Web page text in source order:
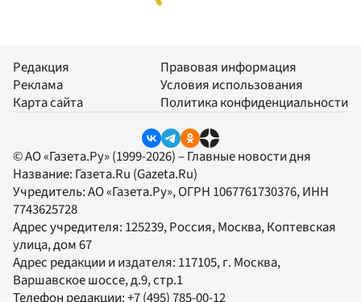
Редакция
Реклама
Карта сайта
Правовая информация
Условия использования
Политика конфиденциальности
© АО «Газета.Ру» (1999-2026) – Главные новости дня
Название: Газета.Ru (Gazeta.Ru)
Учредитель:АО «Газета.Ру», ОГРН 1067761730376, ИНН
7743625728
Адрес учредителя: 125239, Россия, Москва, Коптевская
улица, дом 67
Адрес редакции и издателя: 117105, г. Москва,
Варшавское шоссе, д.9, стр.1
Телефон редакции:+7 (495) 785-00-12